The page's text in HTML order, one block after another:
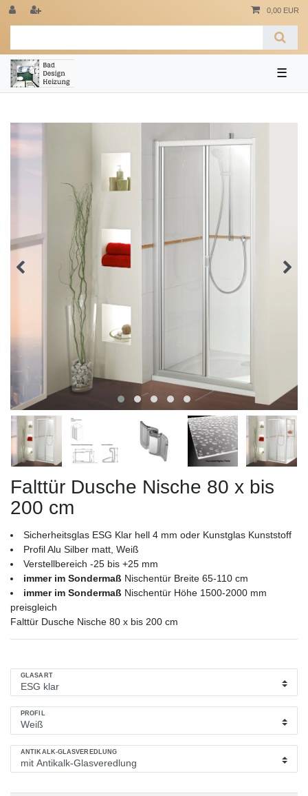
0,00 EUR
☰
Falttür Dusche Nische 80 x bis
200 cm
Sicherheitsglas ESG Klar hell 4 mm oder Kunstglas Kunststoff
Profil Alu Silber matt, Weiß
Verstellbereich -25 bis +25 mm
immer im Sondermaß Nischentür Breite 65-110 cm
immer im Sondermaß Nischentür Höhe 1500-2000 mm
preisgleich
Falttür Dusche Nische 80 x bis 200 cm
GLASART
PROFIL
ANTIKALK-GLASVEREDLUNG